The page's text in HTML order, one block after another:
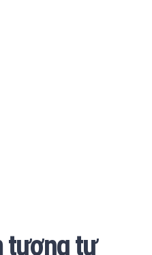
tương tự